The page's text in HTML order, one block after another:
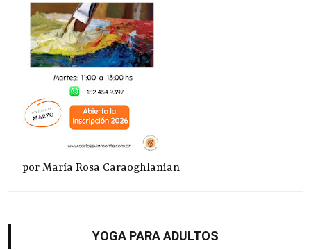
por María Rosa Caraoghlanian
YOGA PARA ADULTOS